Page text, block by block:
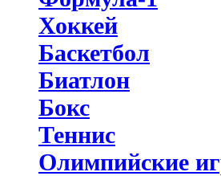
Хоккей
Баскетбол
Биатлон
Бокс
Теннис
Олимпийские